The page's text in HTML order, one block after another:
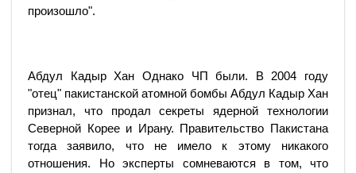
произошло".
Абдул Кадыр Хан Однако ЧП были. В 2004 году
"отец" пакистанской атомной бомбы Абдул Кадыр Хан
признал, что продал секреты ядерной технологии
Северной Корее и Ирану. Правительство Пакистана
тогда заявило, что не имело к этому никакого
отношения. Но эксперты сомневаются в том, что